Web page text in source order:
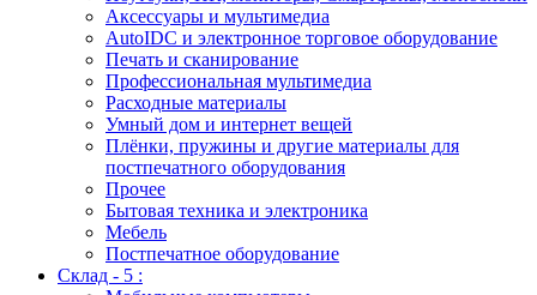
Аксессуары и мультимедиа
AutoIDC и электронное торговое оборудование
Печать и сканирование
Профессиональная мультимедиа
Расходные материалы
Умный дом и интернет вещей
Плёнки, пружины и другие материалы для
постпечатного оборудования
Прочее
Бытовая техника и электроника
Мебель
Постпечатное оборудование
Склад - 5 :